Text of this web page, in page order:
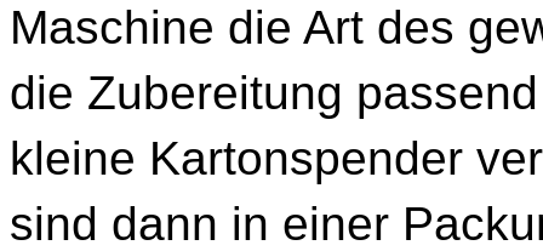
Maschine die Art des
die Zubereitung
kleine Kartonspender
sind dann in einer